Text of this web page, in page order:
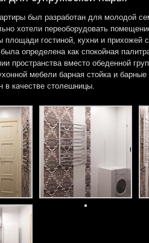
был разработан для молодой
хотели переоборудовать
площади гостиной, кухни и прихожей
определена как спокойная
пространства вместо обеденной
мебели барная стойка и барные
в качестве столешницы.